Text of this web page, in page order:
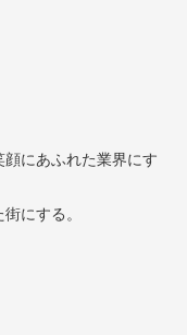
にあふれた業界にす
にする。